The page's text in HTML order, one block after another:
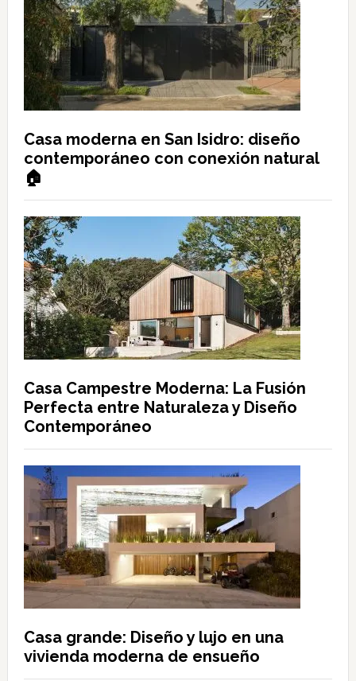
Casa moderna en San Isidro: diseño
contemporáneo con conexión natural
🏠
Casa Campestre Moderna: La Fusión
Perfecta entre Naturaleza y Diseño
Contemporáneo
Casa grande: Diseño y lujo en una
vivienda moderna de ensueño